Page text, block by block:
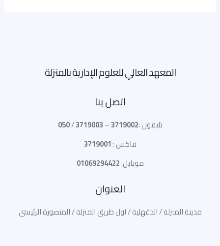
المعهد العالي للعلوم الإدارية بالمنزلة
اتصل بنا
تليفون :3719002
–
3719003
/
050
فاكس :3719001
موبايل:01069294422
العنوان
مدينة المنزلة / الدقهلية / اول طريق المنزلة / المنصورة الرئيسى